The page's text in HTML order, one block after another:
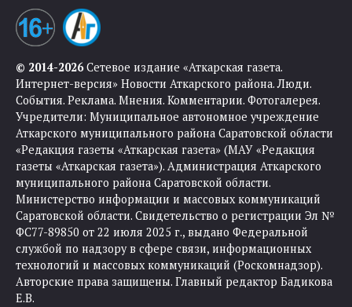
© 2014-2026Сетевое издание «Аткарская газета.
Интернет-версия» Новости Аткарского района. Люди.
События. Реклама. Мнения. Комментарии. Фотогалерея.
Учредители: Муниципальное автономное учреждение
Аткарского муниципального района Саратовской области
«Редакция газеты «Аткарская газета» (МАУ «Редакция
газеты «Аткарская газета»). Администрация Аткарского
муниципального района Саратовской области.
Министерство информации и массовых коммуникаций
Саратовской области. Свидетельство о регистрации Эл №
ФС77-89850 от 22 июля 2025 г., выдано Федеральной
службой по надзору в сфере связи, информационных
технологий и массовых коммуникаций (Роскомнадзор).
Авторские права защищены. Главный редактор Бадикова
Е.В.